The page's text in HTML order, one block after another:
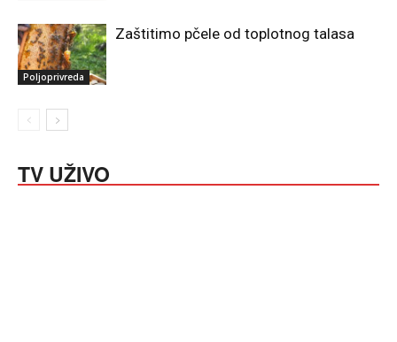
Poljoprivreda
Zaštitimo pčele od toplotnog talasa
TV UŽIVO